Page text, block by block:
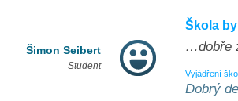
Šimon Seibert
Student
Škola
…dobře
Vyjádření
Dobrý